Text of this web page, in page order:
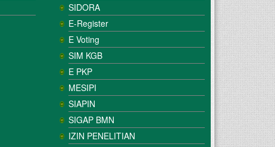
SIDORA
E-Register
E Voting
SIM KGB
E PKP
MESIPI
SIAPIN
SIGAP BMN
IZIN PENELITIAN